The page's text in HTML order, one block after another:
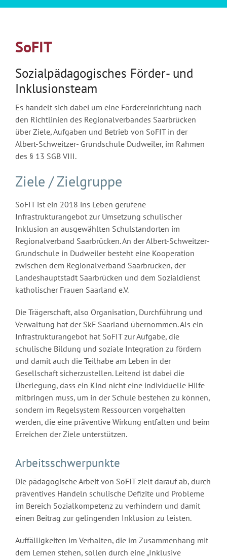
SoFIT
Sozialpädagogisches Förder- und
Inklusionsteam
Es handelt sich dabei um eine Fördereinrichtung nach
den Richtlinien des Regionalverbandes Saarbrücken
über Ziele, Aufgaben und Betrieb von SoFIT in der
Albert-Schweitzer- Grundschule Dudweiler, im Rahmen
des § 13 SGB VIII.
Ziele / Zielgruppe
SoFIT ist ein 2018 ins Leben gerufene
Infrastrukturangebot zur Umsetzung schulischer
Inklusion an ausgewählten Schulstandorten im
Regionalverband Saarbrücken. An der Albert-Schweitzer-
Grundschule in Dudweiler besteht eine Kooperation
zwischen dem Regionalverband Saarbrücken, der
Landeshauptstadt Saarbrücken und dem Sozialdienst
katholischer Frauen Saarland e.V.
Die Trägerschaft, also Organisation, Durchführung und
Verwaltung hat der SkF Saarland übernommen. Als ein
Infrastrukturangebot hat SoFIT zur Aufgabe, die
schulische Bildung und soziale Integration zu fördern
und damit auch die Teilhabe am Leben in der
Gesellschaft sicherzustellen. Leitend ist dabei die
Überlegung, dass ein Kind nicht eine individuelle Hilfe
mitbringen muss, um in der Schule bestehen zu können,
sondern im Regelsystem Ressourcen vorgehalten
werden, die eine präventive Wirkung entfalten und beim
Erreichen der Ziele unterstützen.
Arbeitsschwerpunkte
Die pädagogische Arbeit von SoFIT zielt darauf ab, durch
präventives Handeln schulische Defizite und Probleme
im Bereich Sozialkompetenz zu verhindern und damit
einen Beitrag zur gelingenden Inklusion zu leisten.
Auffälligkeiten im Verhalten, die im Zusammenhang mit
dem Lernen stehen, sollen durch eine „Inklusive